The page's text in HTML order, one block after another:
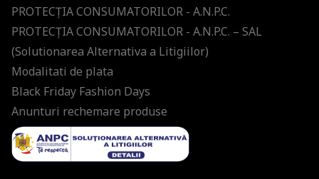
PROTECŢIA CONSUMATORILOR - A.N.P.C.
PROTECŢIA CONSUMATORILOR - A.N.P.C. – SAL
(Solutionarea Alternativa a Litigiilor)
Modalitati de plata
Black Friday Fashion Days
Anunturi rechemare produse